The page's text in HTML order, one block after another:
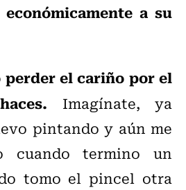
a su
perder el cariño por el
Imagínate, ya
pintando y aún me
cuando termino un
tomo el pincel otra